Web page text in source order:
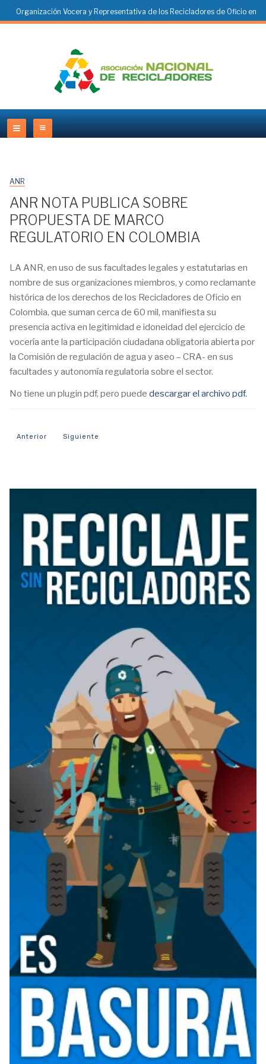
Organización Vocera y Representativa de los Recicladores de Oficio en
ANR
ANR NOTA PUBLICA SOBRE
PROPUESTA DE MARCO
REGULATORIO EN COLOMBIA
LA ANR, en uso de sus facultades legales y estatutarias en
nombre de sus organizaciones miembros, y como reclamante
histórica de los derechos de los Recicladores de Oficio en
Colombia, que suman cerca de 60 mil, manifiesta su
presencia activa en legitimidad e idoneidad del ejercicio de
vocería ante la participación ciudadana obligatoria abierta por
la Comisión de regulación de agua y aseo – CRA- en sus
facultades y autonomía regulatoria sobre el sector.
No tiene un plugin pdf, pero puede descargar el archivo pdf.
Artículo anterior: ANR – Postura Gremial – Nota Pública sobre
Anterior Artículo siguiente: Comunicado de prensa: Caucus
Siguiente